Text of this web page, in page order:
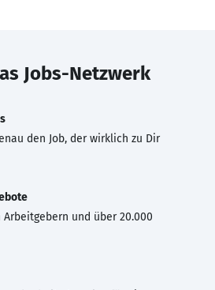
Jobs-Netzwerk
den Job, der wirklich zu Dir
und über 20.000